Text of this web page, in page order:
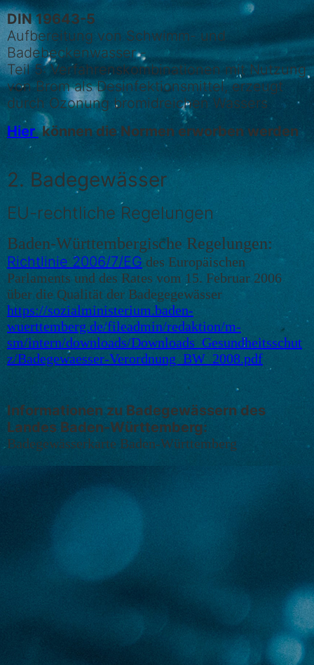
DIN 19643-5
Aufbereitung von Schwimm- und
Badebeckenwasser -
Teil 5: Verfahrenskombinationen mit Nutzung
von Brom als Desinfektionsmittel, erzeugt
durch Ozonung bromidreichen Wassers
Hierkönnen die Normen erworben werden
2. Badegewässer
EU-rechtliche Regelungen
Baden-Württembergische Regelungen:
Richtlinie 2006/7/EG des Europäischen
Parlaments und des Rates vom 15. Februar 2006
über die Qualität der Badegegewässer
https://sozialministerium.baden-
wuerttemberg.de/fileadmin/redaktion/m-
sm/intern/downloads/Downloads_Gesundheitsschut
z/Badegewaesser-Verordnung_BW_2008.pdf
Informationen zu Badegewässern des
Landes Baden-Württemberg:
Badegewässerkarte Baden-Württemberg